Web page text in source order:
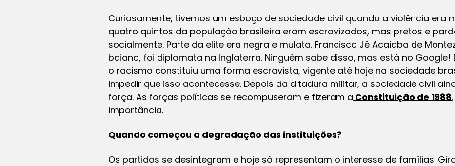
Curiosamente, tivemos um esboço de sociedade civil quando a violência era
quatro quintos da população brasileira eram escravizados, mas pretos e
socialmente. Parte da elite era negra e mulata. Francisco Jê Acaiaba de
baiano, foi diplomata na Inglaterra. Ninguém sabe disso, mas está no Google!
o racismo constituiu uma forma escravista, vigente até hoje na sociedade
impedir que isso acontecesse. Depois da ditadura militar, a sociedade civil
força. As forças políticas se recompuseram e fizeram a Constituição de 1988
importância.
Quando começou a degradação das instituições?
Os partidos se desintegram e hoje só representam o interesse de famílias.